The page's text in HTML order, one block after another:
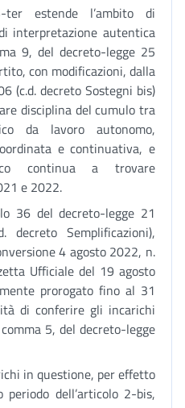
ter estende l’ambito di
interpretazione autentica
9, del decreto-legge 25
con modificazioni, dalla
(c.d. decreto Sostegni bis)
disciplina del cumulo tra
da lavoro autonomo,
e continuativa, e
continua a trovare
e 2022.
36 del decreto-legge 21
Semplificazioni),
4 agosto 2022, n.
Ufficiale del 19 agosto
prorogato fino al 31
di conferire gli incarichi
5, del decreto-legge
in questione, per effetto
dell’articolo 2-bis,